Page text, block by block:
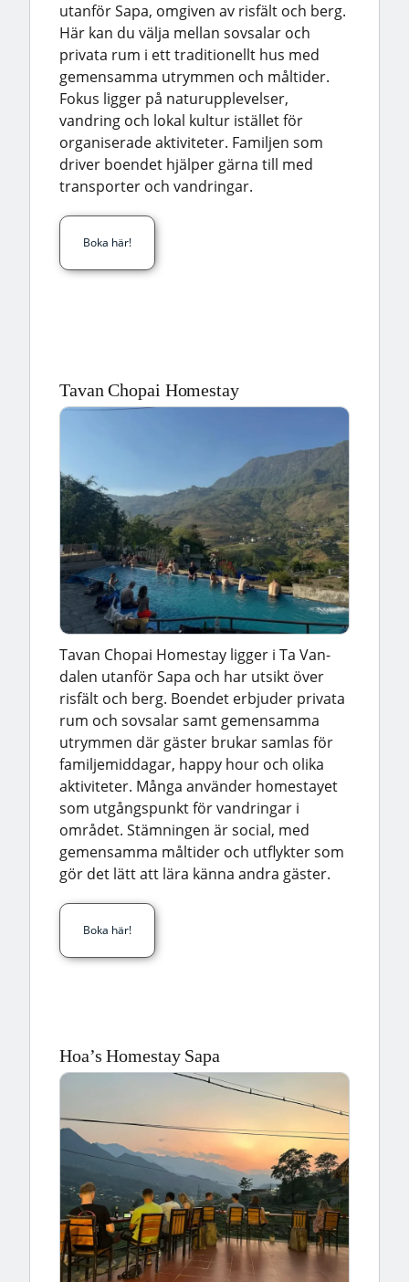
utanför Sapa, omgiven av risfält och berg.
Här kan du välja mellan sovsalar och
privata rum i ett traditionellt hus med
gemensamma utrymmen och måltider.
Fokus ligger på naturupplevelser,
vandring och lokal kultur istället för
organiserade aktiviteter. Familjen som
driver boendet hjälper gärna till med
transporter och vandringar.
Boka här!
Tavan Chopai Homestay
Tavan Chopai Homestay ligger i Ta Van-
dalen utanför Sapa och har utsikt över
risfält och berg. Boendet erbjuder privata
rum och sovsalar samt gemensamma
utrymmen där gäster brukar samlas för
familjemiddagar, happy hour och olika
aktiviteter. Många använder homestayet
som utgångspunkt för vandringar i
området. Stämningen är social, med
gemensamma måltider och utflykter som
gör det lätt att lära känna andra gäster.
Boka här!
Hoa’s Homestay Sapa